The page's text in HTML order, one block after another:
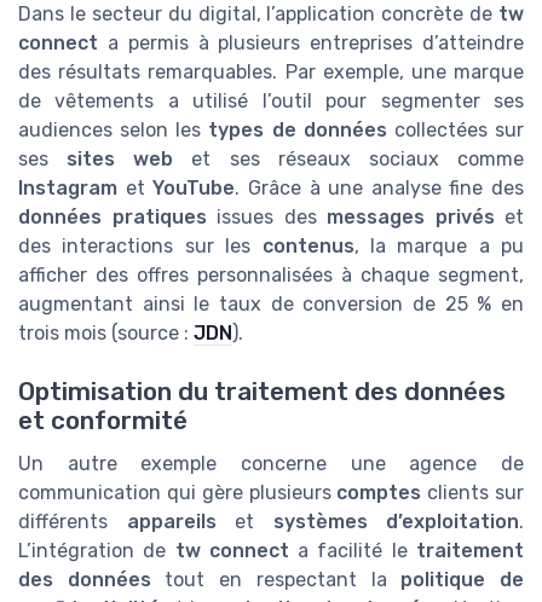
Dans le secteur du digital, l’application concrète de tw
connect a permis à plusieurs entreprises d’atteindre
des résultats remarquables. Par exemple, une marque
de vêtements a utilisé l’outil pour segmenter ses
audiences selon les types de données collectées sur
ses sites web et ses réseaux sociaux comme
Instagram etYouTube. Grâce à une analyse fine des
données pratiques issues des messages privés et
des interactions sur les contenus, la marque a pu
afficher des offres personnalisées à chaque segment,
augmentant ainsi le taux de conversion de 25 % en
trois mois (source : JDN).
Optimisation du traitement des données
et conformité
Un autre exemple concerne une agence de
communication qui gère plusieurs comptes clients sur
différents appareils et systèmes d’exploitation.
L’intégration de tw connect a facilité le traitement
des données tout en respectant la politique de